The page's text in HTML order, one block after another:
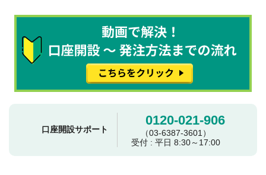
口座開設サポート
0120-021-906
（03-6387-3601）
受付 : 平日 8:30～17:00